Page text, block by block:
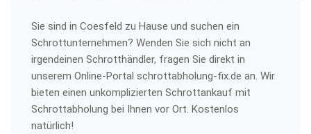
Sie sind in Coesfeld zu Hause und suchen ein
Schrottunternehmen? Wenden Sie sich nicht an
irgendeinen Schrotthändler, fragen Sie direkt in
unserem Online-Portal schrottabholung-fix.de an. Wir
bieten einen unkomplizierten Schrottankauf mit
Schrottabholung bei Ihnen vor Ort. Kostenlos
natürlich!